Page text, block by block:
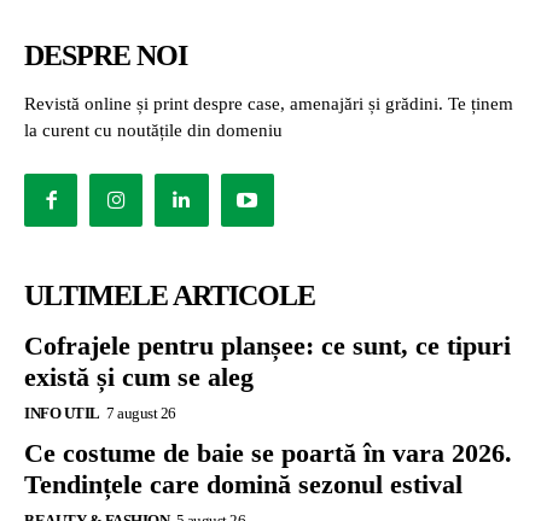
DESPRE NOI
Revistă online și print despre case, amenajări și grădini. Te ținem
la curent cu noutățile din domeniu
ULTIMELE ARTICOLE
Cofrajele pentru planșee: ce sunt, ce tipuri
există și cum se aleg
INFO UTIL 7 august 26
Ce costume de baie se poartă în vara 2026.
Tendințele care domină sezonul estival